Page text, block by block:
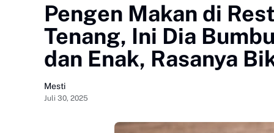
Pengen Makan di
Tenang, Ini Dia
dan Enak, Rasanya
Mesti
Juli 30, 2025